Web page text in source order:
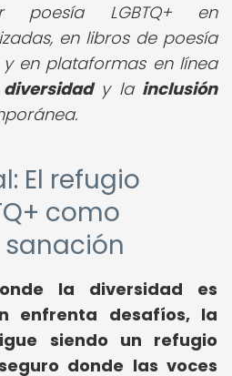
poesía LGBTQ+ en
en libros de poesía
y en plataformas en línea
diversidady la inclusión
El refugio
como
la diversidad es
enfrenta desafíos, la
siendo un refugio
donde las voces